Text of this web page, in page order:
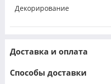
Декорирование
Доставка и оплата
Способы доставки